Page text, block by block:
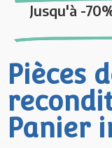
Jusqu'à -
Pièces
Panier